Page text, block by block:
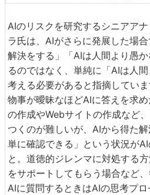
AIのリスクを研究するシニアア
ラ氏は、AIがさらに発展した場
解決をする」「AIは人間より愚
るのではなく、単純に「AIは人
考える必要があると指摘していま
物事が曖昧なほどAIに答えを求
の作成やWebサイトの作成など
つくのが難しいが、AIから得た
単に確認できる」という状況が
と。道徳的ジレンマに対処する
をサポートしてもらう場合など
AIに質問するときはAIの思考プ